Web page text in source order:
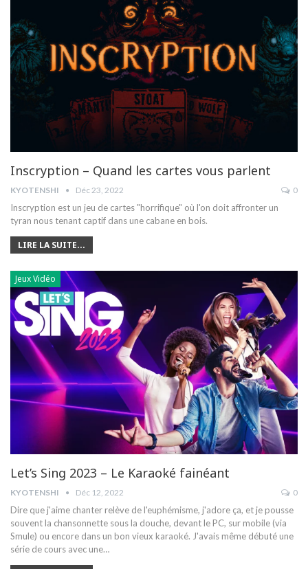
Inscryption – Quand les cartes vous parlent
KYOTENSHI Déc 23, 2022 0
Inscryption est un jeu de cartes "horrifique" où l'on doit affronter un
tyran nous tenant captif dans une cabane en bois.
LIRE LA SUITE...
Jeux Vidéo
Let’s Sing 2023 – Le Karaoké fainéant
KYOTENSHI Déc 12, 2022 0
Dire que j'aime chanter relève de l'euphémisme, j'adore ça, et je pousse
souvent la chansonnette sous la douche, devant le PC, sur mobile (via
Smule) ou encore dans un bon vieux karaoké. J'avais même débuté une
série de cours avec une…